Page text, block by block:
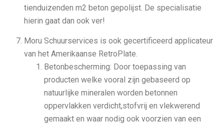
tienduizenden m2 beton gepolijst. De specialisatie
hierin gaat dan ook ver!
Moru Schuurservices is ook gecertificeerd applicateur
van het Amerikaanse RetroPlate.
Betonbescherming: Door toepassing van
producten welke vooral zijn gebaseerd op
natuurlijke mineralen worden betonnen
oppervlakken verdicht,stofvrij en vlekwerend
gemaakt en waar nodig ook voorzien van een